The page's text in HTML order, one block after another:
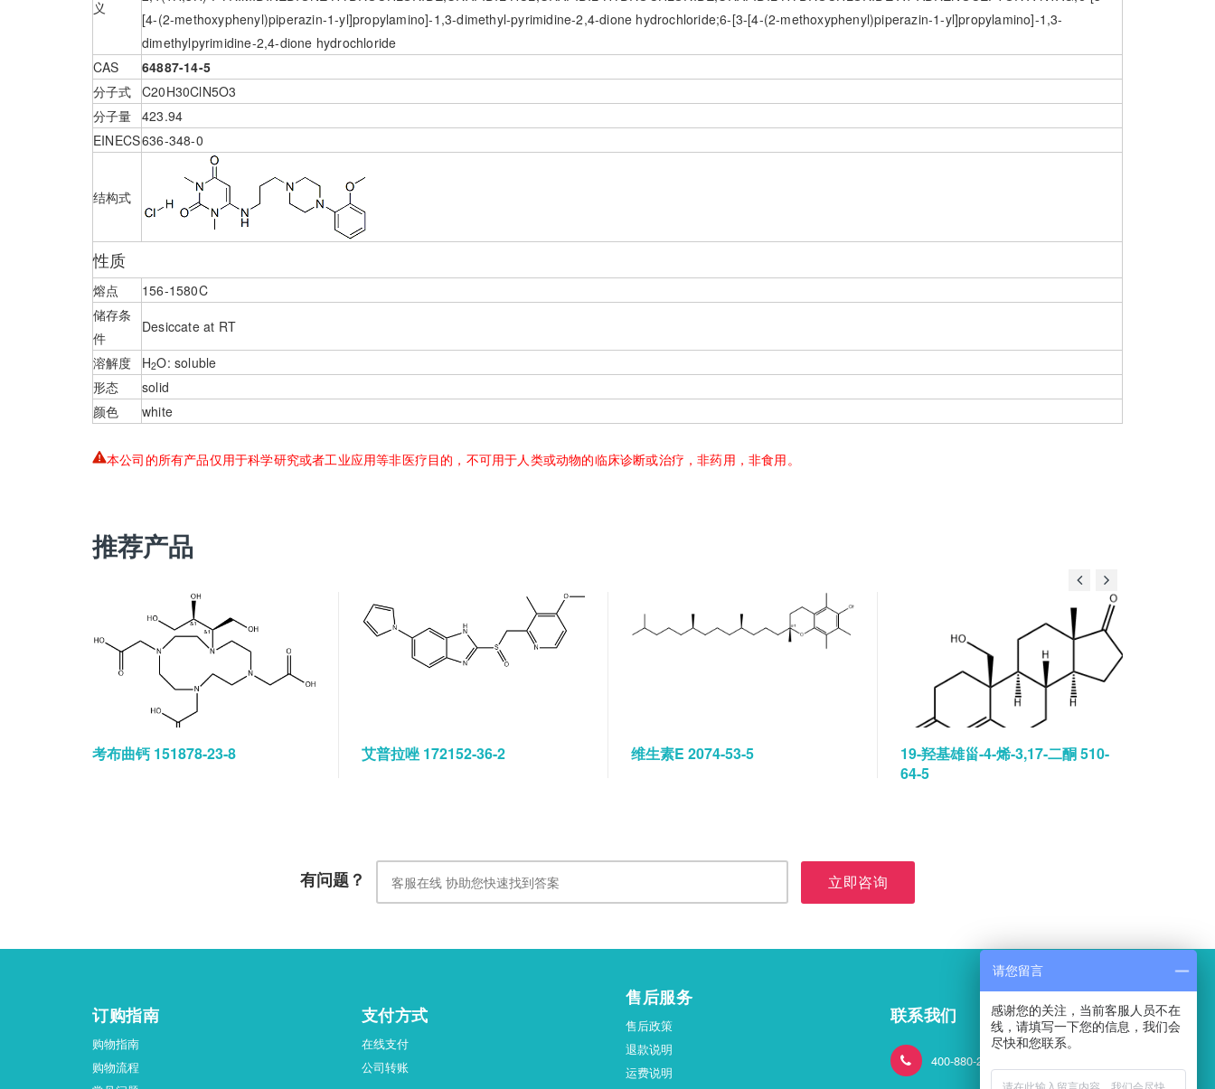
义
[4-(2-methoxyphenyl)piperazin-1-yl]propylamino]-1,3-dimethyl-pyrimidine-2,4-dione hydrochloride;6-[3-[4-(2-methoxyphenyl)piperazin-1-yl]propylamino]-1,3-
dimethylpyrimidine-2,4-dione hydrochloride
CAS
64887-14-5
分子式 C20H30ClN5O3
分子量 423.94
EINECS636-348-0
结构式
性质
熔点
156-1580C
储存条
件
Desiccate at RT
溶解度
H2O: soluble
形态
solid
颜色
white
本公司的所有产品仅用于科学研究或者工业应用等非医疗目的，不可用于人类或动物的临床诊断或治疗，非药用，非食用。
推荐产品
考布曲钙 151878-23-8 艾普拉唑 172152-36-2 维生素E 2074-53-5
19-羟基雄甾-4-烯-3,17-二酮 510-
64-5
有问题？ 立即咨询
订购指南
购物指南
购物流程
支付方式
在线支付
公司转账
售后服务
售后政策
退款说明
运费说明
联系我们
400-880-2824
请您留言
感谢您的关注，当前客服人员不在
线，请填写一下您的信息，我们会
尽快和您联系。